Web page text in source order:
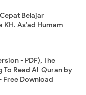
Cepat Belajar
KH. As’ad Humam -
- PDF), The
To Read Al-Quran by
Free Download